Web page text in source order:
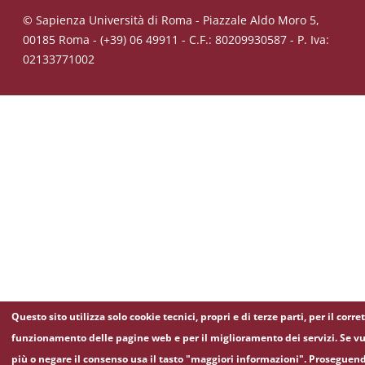
© Sapienza Università di Roma - Piazzale Aldo Moro 5,
00185 Roma - (+39) 06 49911 - C.F.: 80209930587 - P. Iva:
02133771002
Questo sito utilizza solo cookie tecnici, propri e di terze parti, per il
funzionamento delle pagine web e per il miglioramento dei servizi. Se
più o negare il consenso usa il tasto "maggiori informazioni".